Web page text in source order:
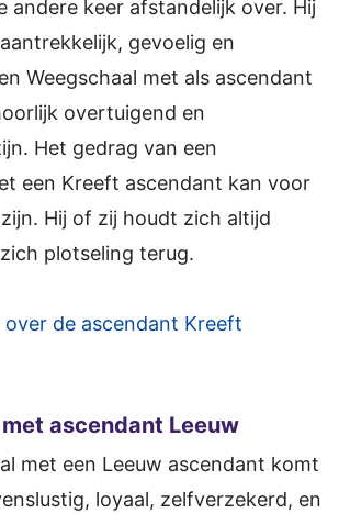
andere keer afstandelijk over. Hij
gevoelig en
Weegschaal met als ascendant
overtuigend en
Het gedrag van een
een Kreeft ascendant kan voor
Hij of zij houdt zich altijd
plotseling terug.
over de ascendant Kreeft
ascendant Leeuw
met een Leeuw ascendant komt
loyaal, zelfverzekerd, en